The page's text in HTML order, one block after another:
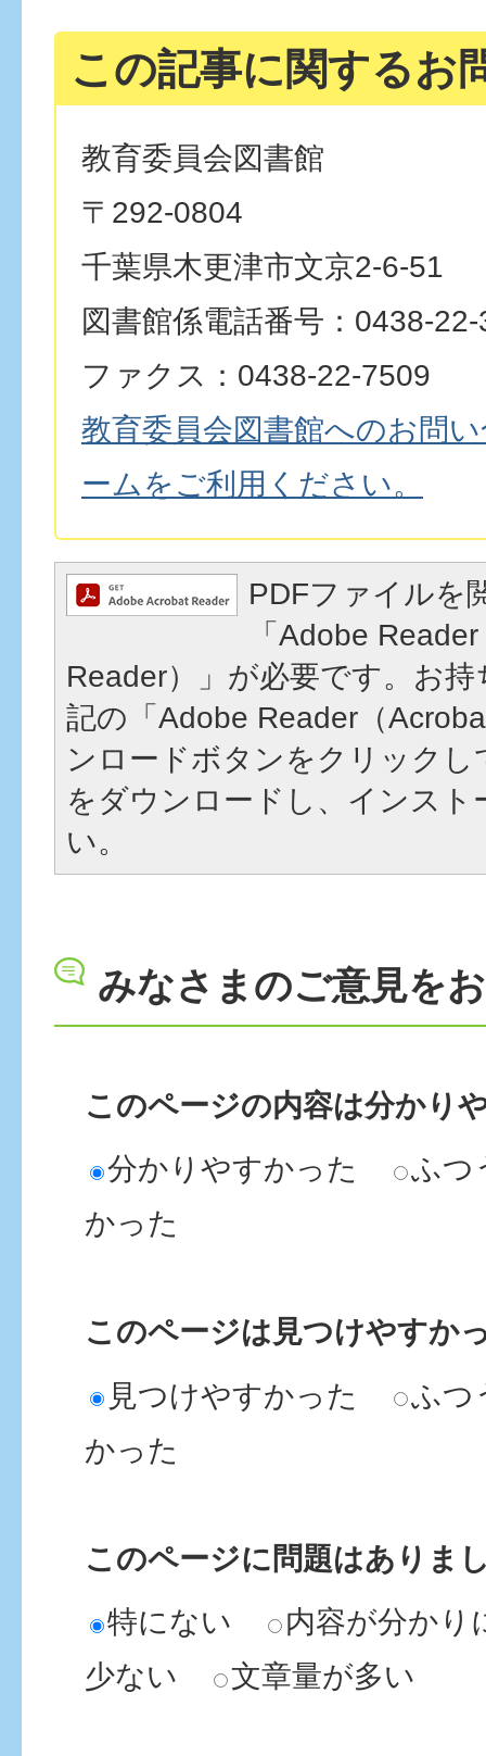
この記事に関するお
教育委員会図書館
〒292-0804
千葉県木更津市文京2-6-51
図書館係電話番号：0438-
ファクス：0438-22-7509
教育委員会図書館へのお問
ームをご利用ください。
PDFファイルを
「Adobe
Reader）」が必要です。お
記の「Adobe Reader（
ンロードボタンをクリック
をダウンロードし、インスト
い。
みなさまのご意見を
このページの内容は分かり
分かりやすかった
ふつ
かった
このページは見つけやすか
見つけやすかった
ふつ
かった
このページに問題はありま
特にない
内容が分かり
少ない
文章量が多い